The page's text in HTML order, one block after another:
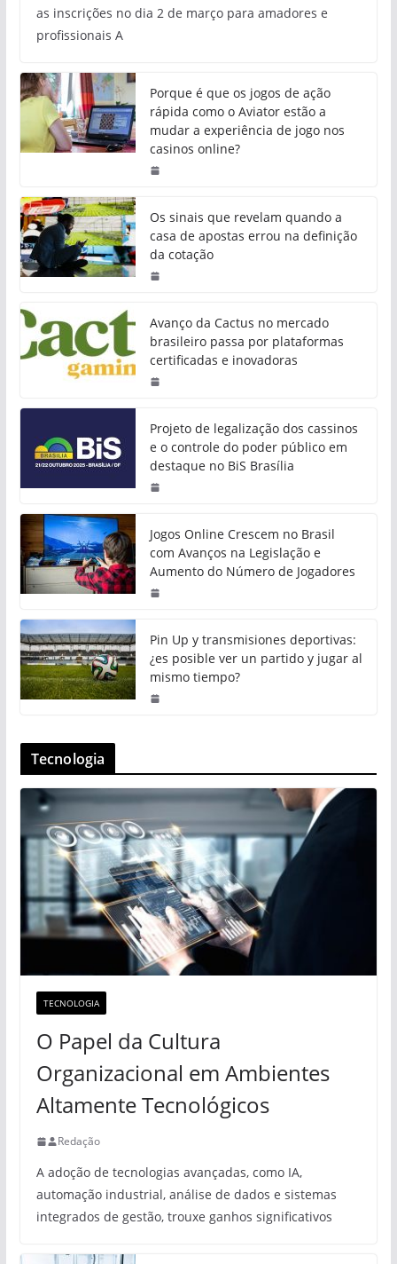
as inscrições no dia 2 de março para amadores e
profissionais A
Porque é que os jogos de ação
rápida como o Aviator estão a
mudar a experiência de jogo nos
casinos online?
Os sinais que revelam quando a
casa de apostas errou na definição
da cotação
Avanço da Cactus no mercado
brasileiro passa por plataformas
certificadas e inovadoras
Projeto de legalização dos cassinos
e o controle do poder público em
destaque no BiS Brasília
Jogos Online Crescem no Brasil
com Avanços na Legislação e
Aumento do Número de Jogadores
Pin Up y transmisiones deportivas:
¿es posible ver un partido y jugar al
mismo tiempo?
Tecnologia
TECNOLOGIA
O Papel da Cultura
Organizacional em Ambientes
Altamente Tecnológicos
Redação
A adoção de tecnologias avançadas, como IA,
automação industrial, análise de dados e sistemas
integrados de gestão, trouxe ganhos significativos